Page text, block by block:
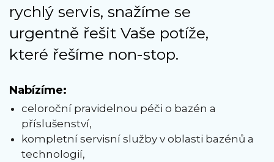
rychlý servis, snažíme se
urgentně řešit Vaše potíže,
které řešíme non-stop.
Nabízíme:
celoroční pravidelnou péči o bazén a
příslušenství,
kompletní servisní služby v oblasti bazénů a
technologií,